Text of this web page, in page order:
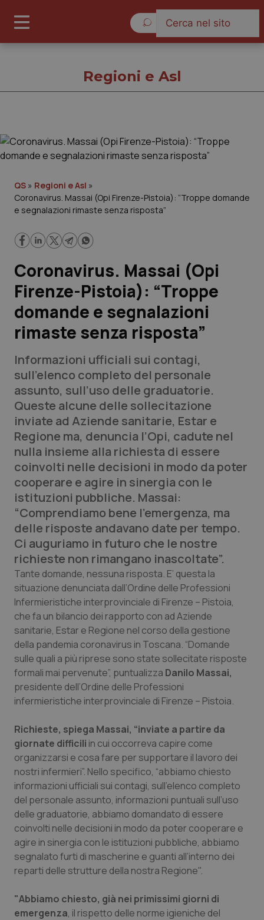
Governo e Parlamento
Regioni e Asl
Lavoro e Professioni
Scienza e Farmaci
Studi e Analisi
Lettere al direttore
Edizioni Regionali
QS Pro
Professionisti Sanitari.AI
Abruzzo
Basilicata
Calabria
Campania
Emilia-Romagna
Friuli Venezia Giulia
Lazio
Liguria
Marche
Molise
Piemonte
Provincia Autonoma di Bolzano
Provincia Autonoma di Trento
Puglia
QS Pro Gold
Artrite & artrosi
Asma & BPCO
Car-T
Colesterolo & coronaropatie
Dermatite Atopica
Diabete & glucometri
Disturbi dell’umore
Donna & Salute
Epatiti
HIV
Infezioni & Febbre
Ipertensione & Scompenso
Malattie rare
QS Club Newsletter
Regioni e Asl
QS » Regioni e Asl »
Coronavirus. Massai (Opi Firenze-Pistoia): “Troppe domande
e segnalazioni rimaste senza risposta”
Coronavirus. Massai (Opi
Firenze-Pistoia): “Troppe
domande e segnalazioni
rimaste senza risposta”
Informazioni ufficiali sui contagi,
sull’elenco completo del personale
assunto, sull’uso delle graduatorie.
Queste alcune delle sollecitazione
inviate ad Aziende sanitarie, Estar e
Regione ma, denuncia l’Opi, cadute nel
nulla insieme alla richiesta di essere
coinvolti nelle decisioni in modo da poter
cooperare e agire in sinergia con le
istituzioni pubbliche. Massai:
“Comprendiamo bene l’emergenza, ma
delle risposte andavano date per tempo.
Ci auguriamo in futuro che le nostre
richieste non rimangano inascoltate”.
Tante domande, nessuna risposta. E’ questa la
situazione denunciata dall’Ordine delle Professioni
Infermieristiche interprovinciale di Firenze – Pistoia,
che fa un bilancio dei rapporto con ad Aziende
sanitarie, Estar e Regione nel corso della gestione
della pandemia coronavirus in Toscana. “Domande
sulle quali a più riprese sono state sollecitate risposte
formali mai pervenute”, puntualizza Danilo Massai,
presidente dell’Ordine delle Professioni
infermieristiche interprovinciale di Firenze – Pistoia.
Richieste, spiega Massai, “inviate a partire da
giornate difficili in cui occorreva capire come
organizzarsi e cosa fare per supportare il lavoro dei
nostri infermieri”. Nello specifico, “abbiamo chiesto
informazioni ufficiali sui contagi, sull’elenco completo
del personale assunto, informazioni puntuali sull’uso
delle graduatorie, abbiamo domandato di essere
coinvolti nelle decisioni in modo da poter cooperare e
agire in sinergia con le istituzioni pubbliche, abbiamo
segnalato furti di mascherine e guanti all’interno dei
reparti delle strutture della nostra Regione".
"Abbiamo chiesto, già nei primissimi giorni di
emergenza, il rispetto delle norme igieniche del